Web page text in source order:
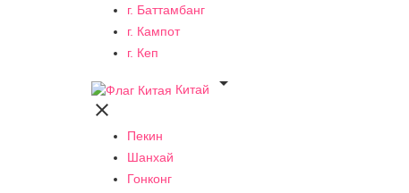
г. Баттамбанг
г. Кампот
г. Кеп
Китай


Пекин
Шанхай
Гонконг